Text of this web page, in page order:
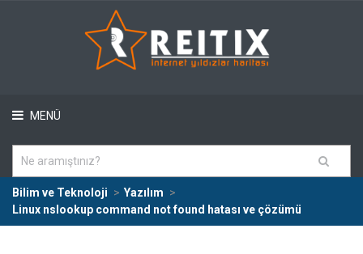
MENÜ
Bilim ve Teknoloji
Yazılım
Linux nslookup command not found hatası ve çözümü